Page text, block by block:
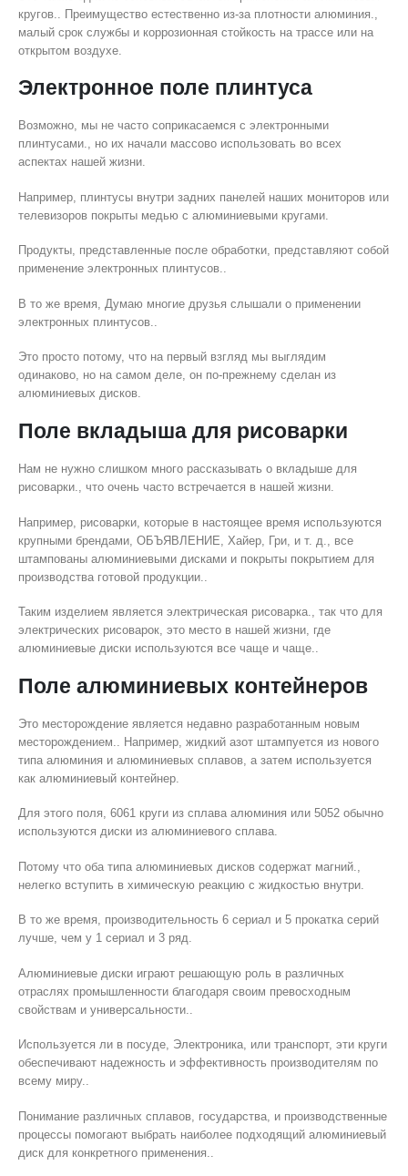
кругов.. Преимущество естественно из-за плотности алюминия.,
малый срок службы и коррозионная стойкость на трассе или на
открытом воздухе.
Электронное поле плинтуса
Возможно, мы не часто соприкасаемся с электронными
плинтусами., но их начали массово использовать во всех
аспектах нашей жизни.
Например, плинтусы внутри задних панелей наших мониторов или
телевизоров покрыты медью с алюминиевыми кругами.
Продукты, представленные после обработки, представляют собой
применение электронных плинтусов..
В то же время, Думаю многие друзья слышали о применении
электронных плинтусов..
Это просто потому, что на первый взгляд мы выглядим
одинаково, но на самом деле, он по-прежнему сделан из
алюминиевых дисков.
Поле вкладыша для рисоварки
Нам не нужно слишком много рассказывать о вкладыше для
рисоварки., что очень часто встречается в нашей жизни.
Например, рисоварки, которые в настоящее время используются
крупными брендами, ОБЪЯВЛЕНИЕ, Хайер, Гри, и т. д., все
штампованы алюминиевыми дисками и покрыты покрытием для
производства готовой продукции..
Таким изделием является электрическая рисоварка., так что для
электрических рисоварок, это место в нашей жизни, где
алюминиевые диски используются все чаще и чаще..
Поле алюминиевых контейнеров
Это месторождение является недавно разработанным новым
месторождением.. Например, жидкий азот штампуется из нового
типа алюминия и алюминиевых сплавов, а затем используется
как алюминиевый контейнер.
Для этого поля, 6061 круги из сплава алюминия или 5052 обычно
используются диски из алюминиевого сплава.
Потому что оба типа алюминиевых дисков содержат магний.,
нелегко вступить в химическую реакцию с жидкостью внутри.
В то же время, производительность 6 сериал и 5 прокатка серий
лучше, чем у 1 сериал и 3 ряд.
Алюминиевые диски играют решающую роль в различных
отраслях промышленности благодаря своим превосходным
свойствам и универсальности..
Используется ли в посуде, Электроника, или транспорт, эти круги
обеспечивают надежность и эффективность производителям по
всему миру..
Понимание различных сплавов, государства, и производственные
процессы помогают выбрать наиболее подходящий алюминиевый
диск для конкретного применения..